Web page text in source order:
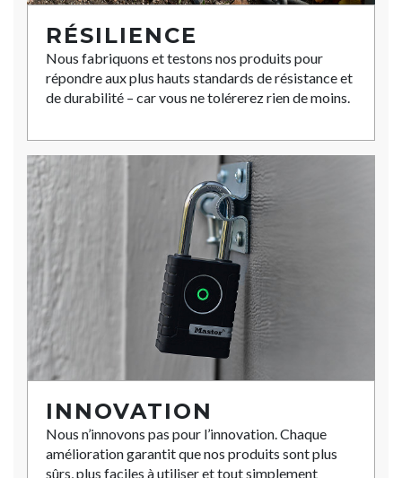
RÉSILIENCE
Nous fabriquons et testons nos produits pour
répondre aux plus hauts standards de résistance et
de durabilité – car vous ne tolérerez rien de moins.
INNOVATION
Nous n’innovons pas pour l’innovation. Chaque
amélioration garantit que nos produits sont plus
sûrs, plus faciles à utiliser et tout simplement